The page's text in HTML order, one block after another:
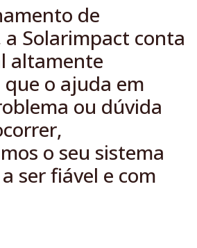
de
a Solarimpact conta
altamente
o ajuda em
ou dúvida
o seu sistema
ser fiável e com